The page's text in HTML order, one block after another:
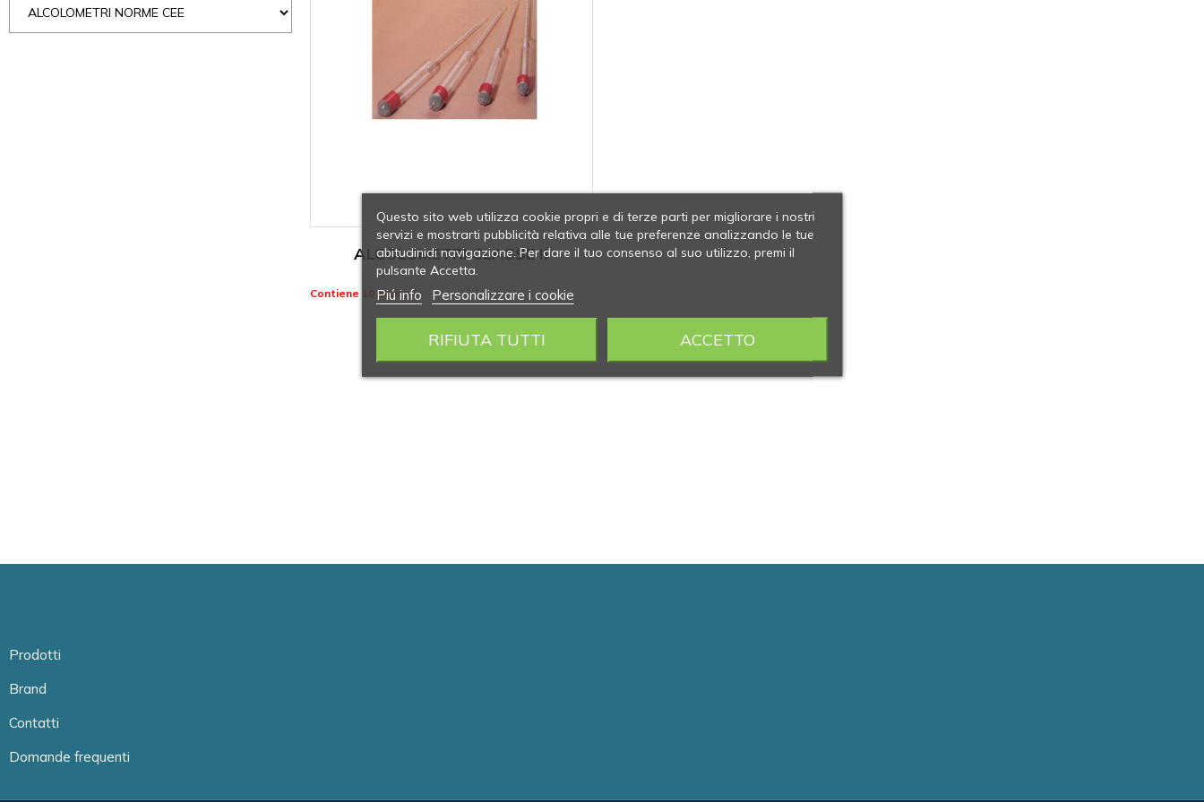
ALCOLOMETRI CLASSE II
Contiene 10 articoli
Prodotti
Brand
Contatti
Domande frequenti
Questo sito web utilizza cookie propri e di terze parti per migliorare i nostri
servizi e mostrarti pubblicità relativa alle tue preferenze analizzando le tue
abitudinidi navigazione. Per dare il tuo consenso al suo utilizzo, premi il
pulsante Accetta.
Piú info Personalizzare i cookie
RIFIUTA TUTTI ACCETTO